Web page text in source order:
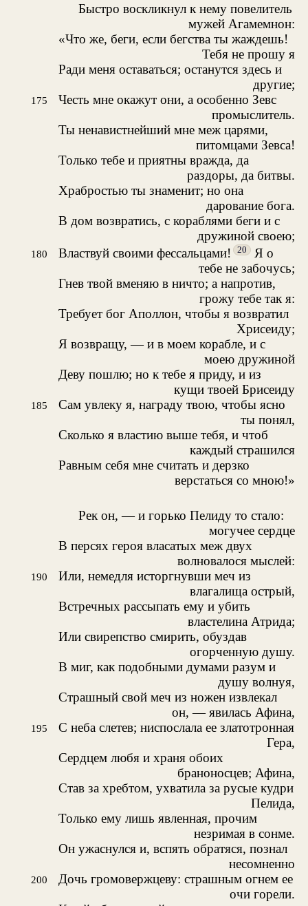
Быстро воскликнул к нему повелитель
мужей Агамемнон:
«Что же, беги, если бегства ты жаждешь!
Тебя не прошу я
Ради меня оставаться; останутся здесь и
другие;
175
Честь мне окажут они, а особенно Зевс
промыслитель.
Ты ненавистнейший мне меж царями,
питомцами Зевса!
Только тебе и приятны вражда, да
раздоры, да битвы.
Храбростью ты знаменит; но она
дарование бога.
В дом возвратись, с кораблями беги и с
дружиной своею;
180 Властвуй своими фессальцами! 20 Я о
тебе не забочусь;
Гнев твой вменяю в ничто; а напротив,
грожу тебе так я:
Требует бог Аполлон, чтобы я возвратил
Хрисеиду;
Я возвращу, — и в моем корабле, и с
моею дружиной
Деву пошлю; но к тебе я приду, и из
кущи твоей Брисеиду
185
Сам увлеку я, награду твою, чтобы ясно
ты понял,
Сколько я властию выше тебя, и чтоб
каждый страшился
Равным себя мне считать и дерзко
верстаться со мною!»
Рек он, — и горько Пелиду то стало:
могучее сердце
В персях героя власатых меж двух
волновалося мыслей:
190
Или, немедля исторгнувши меч из
влагалища острый,
Встречных рассыпать ему и убить
властелина Атрида;
Или свирепство смирить, обуздав
огорченную душу.
В миг, как подобными думами разум и
душу волнуя,
Страшный свой меч из ножен извлекал
он, — явилась Афина,
195
С неба слетев; ниспослала ее златотронная
Гера,
Сердцем любя и храня обоих
браноносцев; Афина,
Став за хребтом, ухватила за русые кудри
Пелида,
Только ему лишь явленная, прочим
незримая в сонме.
Он ужаснулся и, вспять обратяся, познал
несомненно
200
Дочь громовержцеву: страшным огнем ее
очи горели.